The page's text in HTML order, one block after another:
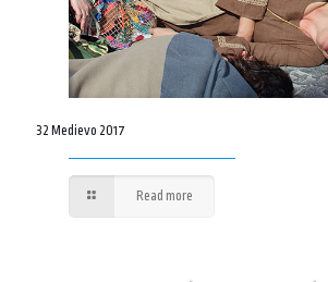
32 Medievo 2017
Read more